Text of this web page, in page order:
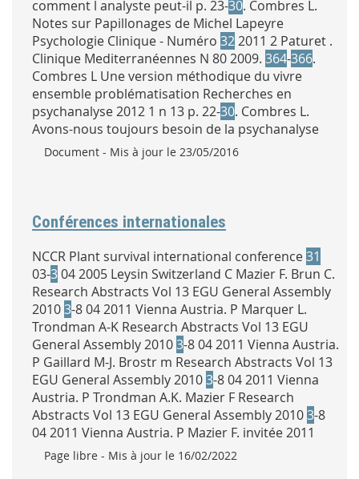
comment l analyste peut-il p. 23-30. Combres L.
Notes sur Papillonages de Michel Lapeyre
Psychologie Clinique - Numéro 322011 2 Paturet .
Clinique Mediterranéennes N 80 2009. 364-366.
Combres L Une version méthodique du vivre
ensemble problématisation Recherches en
psychanalyse 2012 1 n 13 p. 22-30. Combres L.
Avons-nous toujours besoin de la psychanalyse
Type :
Document - Mis à jour le 23/05/2016
Conférences internationales
NCCR Plant survival international conference31
03-304 2005 Leysin Switzerland C Mazier F. Brun C.
Research Abstracts Vol 13 EGU General Assembly
20103-8 04 2011 Vienna Austria. P Marquer L.
Trondman A-K Research Abstracts Vol 13 EGU
General Assembly 20103-8 04 2011 Vienna Austria.
P Gaillard M-J. Brostr m Research Abstracts Vol 13
EGU General Assembly 20103-8 04 2011 Vienna
Austria. P Trondman A.K. Mazier F Research
Abstracts Vol 13 EGU General Assembly 20103-8
04 2011 Vienna Austria. P Mazier F. invitée 2011
Type :
Page libre - Mis à jour le 16/02/2022